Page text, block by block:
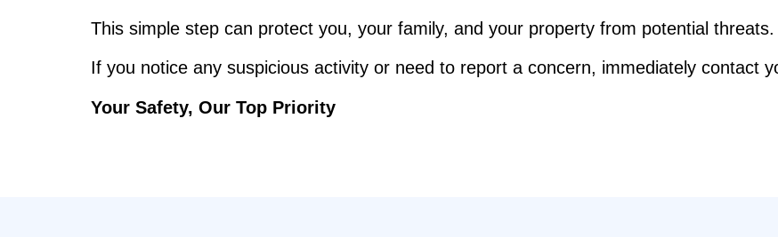
This simple step can protect you, your family, and your property from potential threats.
If you notice any suspicious activity or need to report a concern, immediately contact
Your Safety, Our Top Priority